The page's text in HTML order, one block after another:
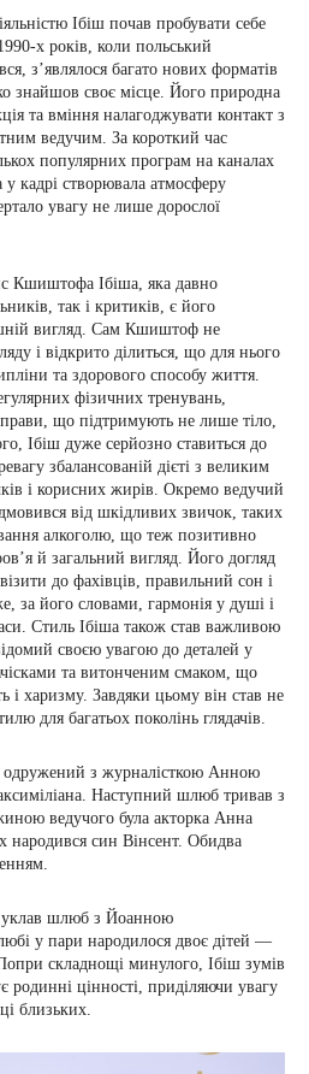
Ібіш почав пробувати себе
х років, коли польський
з’являлося багато нових форматів
знайшов своє місце. Його природна
та вміння налагоджувати контакт з
ведучим. За короткий час
популярних програм на каналах
кадрі створювала атмосферу
увагу не лише дорослої
Кшиштофа Ібіша, яка давно
так і критиків, є його
вигляд. Сам Кшиштоф не
і відкрито ділиться, що для нього
та здорового способу життя.
фізичних тренувань,
що підтримують не лише тіло,
Ібіш дуже серйозно ставиться до
збалансованій дієті з великим
і корисних жирів. Окремо ведучий
від шкідливих звичок, таких
алкоголю, що теж позитивно
й загальний вигляд. Його догляд
до фахівців, правильний сон і
за його словами, гармонія у душі і
Стиль Ібіша також став важливою
своєю увагою до деталей у
та витонченим смаком, що
і харизму. Завдяки цьому він став не
для багатьох поколінь глядачів.
одружений з журналісткою Анною
Наступний шлюб тривав з
ведучого була акторка Анна
син Вінсент. Обидва
шлюб з Йоанною
у пари народилося двоє дітей —
складнощі минулого, Ібіш зумів
родинні цінності, приділяючи увагу
близьких.